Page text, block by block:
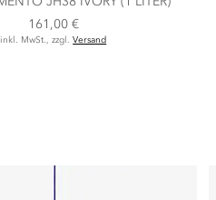
161,00 €
inkl. MwSt., zzgl.Versand